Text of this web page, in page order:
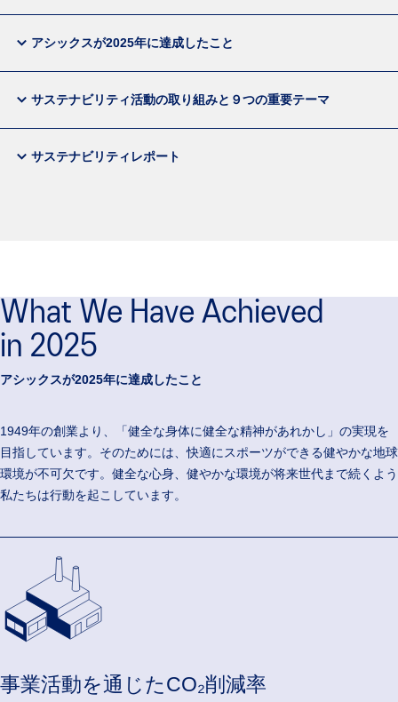
アシックスが2025年に達成したこと
サステナビリティ活動の取り組みと９つの重要テーマ
サステナビリティレポート
What We Have Achieved
in 2025
アシックスが2025年に達成したこと
1949年の創業より、「健全な身体に健全な精神があれかし」の実現を
目指しています。そのためには、快適にスポーツができる健やかな地球
環境が不可欠です。健全な心身、健やかな環境が将来世代まで続くよう
私たちは行動を起こしています。
事業活動を通じたCO₂削減率